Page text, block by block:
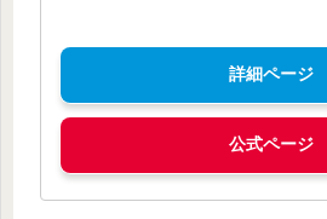
詳細ページ
公式ページ